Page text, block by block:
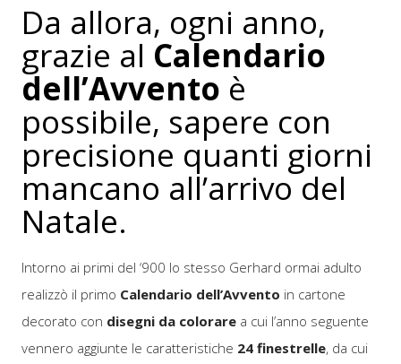
Da allora, ogni anno,
grazie al Calendario
dell’Avvento è
possibile, sapere con
precisione quanti giorni
mancano all’arrivo del
Natale.
Intorno ai primi del ‘900 lo stesso Gerhard ormai adulto
realizzò il primo Calendario dell’Avvento in cartone
decorato con disegni da colorare a cui l’anno seguente
vennero aggiunte le caratteristiche 24 finestrelle, da cui